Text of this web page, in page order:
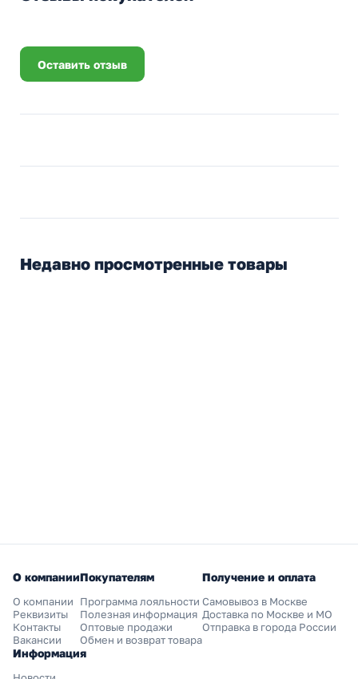
Оставить отзыв
Недавно просмотренные товары
О компании
О компании
Реквизиты
Контакты
Вакансии
Покупателям
Программа лояльности
Полезная информация
Оптовые продажи
Обмен и возврат товара
Получение и оплата
Самовывоз в Москве
Доставка по Москве и МО
Отправка в города России
Информация